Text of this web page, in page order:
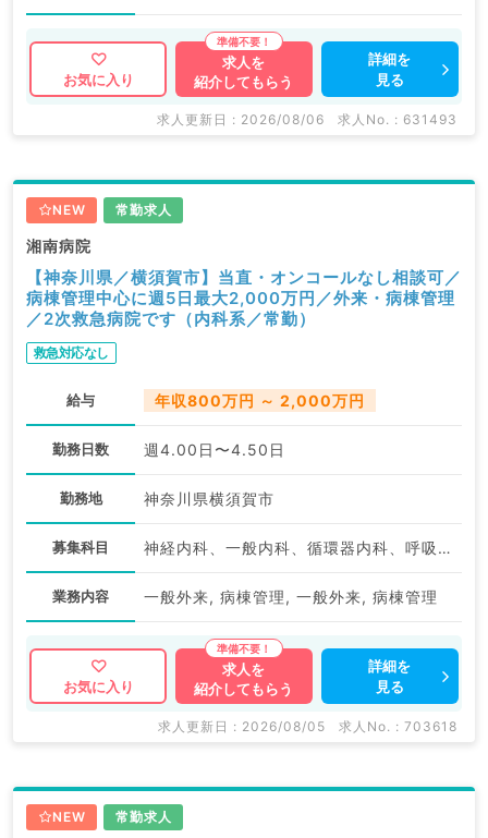
お気に入り
求人を
紹介してもらう
詳細を
見る
求人更新日 : 2026/08/06 求人No. : 631493
NEW 常勤求人
湘南病院
【神奈川県／横須賀市】当直・オンコールなし相談可／
病棟管理中心に週5日最大2,000万円／外来・病棟管理
／2次救急病院です（内科系／常勤）
救急対応なし
給与 年収800万円 ～ 2,000万円
勤務日数 週4.00日〜4.50日
勤務地 神奈川県横須賀市
募集科目 神経内科、一般内科、循環器内科、呼吸器内科、消化器内科、内分泌・代謝内科、腎臓内科、老年内科、血液内科、膠原病科
業務内容 一般外来, 病棟管理, 一般外来, 病棟管理
お気に入り
求人を
紹介してもらう
詳細を
見る
求人更新日 : 2026/08/05 求人No. : 703618
NEW 常勤求人